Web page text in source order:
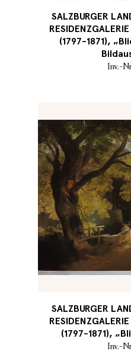
SALZBURGER
(1797-1871),
Inv.-
SALZBURGER
(1797-1871),
Inv.-